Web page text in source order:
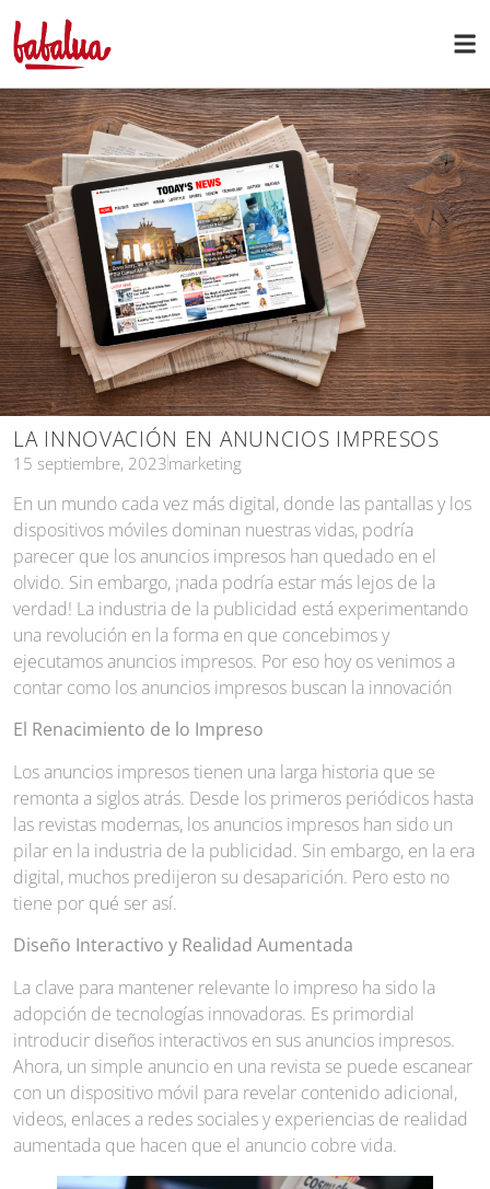
LA INNOVACIÓN EN ANUNCIOS IMPRESOS
15 septiembre, 2023marketing
En un mundo cada vez más digital, donde las pantallas y los
dispositivos móviles dominan nuestras vidas, podría
parecer que los anuncios impresos han quedado en el
olvido. Sin embargo, ¡nada podría estar más lejos de la
verdad! La industria de la publicidad está experimentando
una revolución en la forma en que concebimos y
ejecutamos anuncios impresos. Por eso hoy os venimos a
contar como los anuncios impresos buscan la innovación
El Renacimiento de lo Impreso
Los anuncios impresos tienen una larga historia que se
remonta a siglos atrás. Desde los primeros periódicos hasta
las revistas modernas, los anuncios impresos han sido un
pilar en la industria de la publicidad. Sin embargo, en la era
digital, muchos predijeron su desaparición. Pero esto no
tiene por qué ser así.
Diseño Interactivo y Realidad Aumentada
La clave para mantener relevante lo impreso ha sido la
adopción de tecnologías innovadoras. Es primordial
introducir diseños interactivos en sus anuncios impresos.
Ahora, un simple anuncio en una revista se puede escanear
con un dispositivo móvil para revelar contenido adicional,
videos, enlaces a redes sociales y experiencias de realidad
aumentada que hacen que el anuncio cobre vida.